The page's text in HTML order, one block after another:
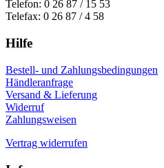
Telefon: 0 26 87 / 15 53
Telefax: 0 26 87 / 4 58
Hilfe
Bestell- und Zahlungsbedingungen
Händleranfrage
Versand & Lieferung
Widerruf
Zahlungsweisen
Vertrag widerrufen